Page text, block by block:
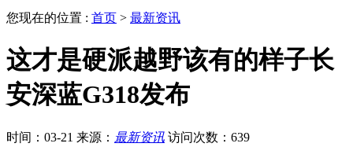
您现在的位置 : 首页 > 最新资讯
这才是硬派越野该有的样子长
安深蓝G318发布
时间：03-21 来源： 最新资讯 访问次数：639